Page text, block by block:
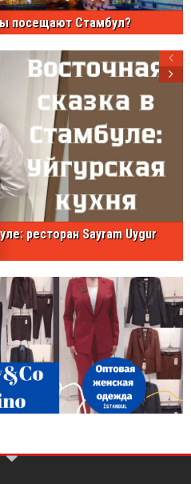
посещают Стамбул?
ресторан Sayram Uygur